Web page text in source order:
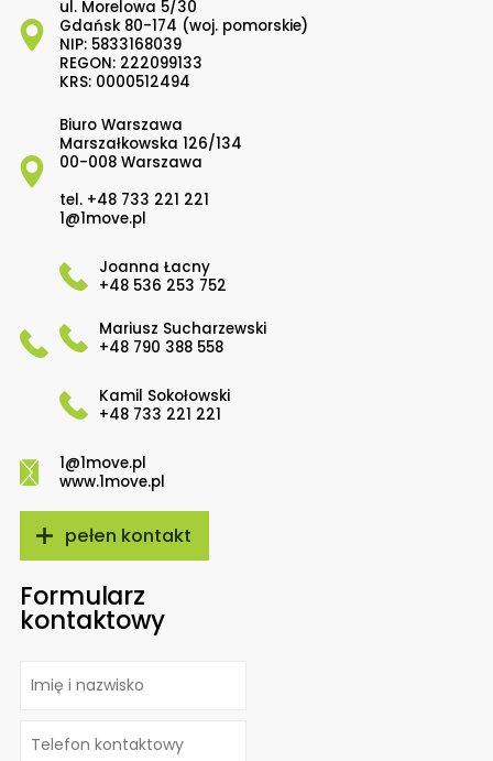
ul. Morelowa 5/30
Gdańsk 80-174 (woj. pomorskie)
NIP: 5833168039
REGON: 222099133
KRS: 0000512494
Biuro Warszawa
Marszałkowska 126/134
00-008 Warszawa
tel. +48 733 221 221
1@1move.pl
Joanna Łacny
+48 536 253 752
Mariusz Sucharzewski
+48 790 388 558
Kamil Sokołowski
+48 733 221 221
1@1move.pl
www.1move.pl
pełen kontakt
Formularz
kontaktowy